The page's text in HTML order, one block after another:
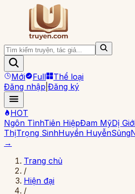
Mới Full
Thể loại
Đăng nhập Đăng ký
HOT
Ngôn TìnhTiên HiệpĐam MỹDị
ThịTrọng SinhHuyền HuyễnSủng
→
Trang chủ
/
Hiện đại
/